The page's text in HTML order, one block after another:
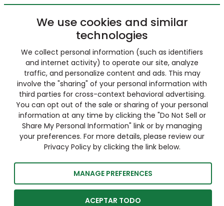
We use cookies and similar
technologies
We collect personal information (such as identifiers
and internet activity) to operate our site, analyze
traffic, and personalize content and ads. This may
involve the "sharing" of your personal information with
third parties for cross-context behavioral advertising.
You can opt out of the sale or sharing of your personal
information at any time by clicking the "Do Not Sell or
Share My Personal Information" link or by managing
your preferences. For more details, please review our
Privacy Policy by clicking the link below.
MANAGE PREFERENCES
ACEPTAR TODO